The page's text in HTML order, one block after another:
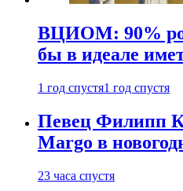
ВЦИОМ: 90%
бы в идеале
1 год спустя1 год спустя
Певец Филипп
Margo в
23 часа спустя